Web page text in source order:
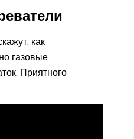
как
газовые
Приятного